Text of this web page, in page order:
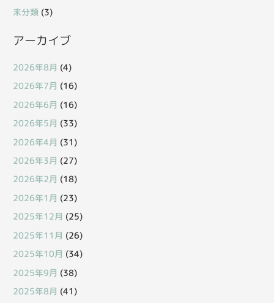
未分類 (3)
アーカイブ
2026年8月 (4)
2026年7月 (16)
2026年6月 (16)
2026年5月 (33)
2026年4月 (31)
2026年3月 (27)
2026年2月 (18)
2026年1月 (23)
2025年12月 (25)
2025年11月 (26)
2025年10月 (34)
2025年9月 (38)
2025年8月 (41)